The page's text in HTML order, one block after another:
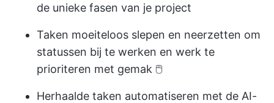
de unieke fasen van je project
Taken moeiteloos slepen en neerzetten om
statussen bij te werken en werk te
prioriteren met gemak 🖱️
Herhaalde taken automatiseren met de AI-